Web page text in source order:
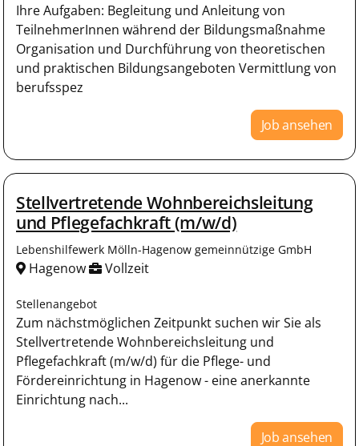
Ihre Aufgaben: Begleitung und Anleitung von
TeilnehmerInnen während der Bildungsmaßnahme
Organisation und Durchführung von theoretischen
und praktischen Bildungsangeboten Vermittlung von
berufsspez
Job ansehen
Stellvertretende Wohnbereichsleitung
und Pflegefachkraft (m/w/d)
Lebenshilfewerk Mölln-Hagenow gemeinnützige GmbH
Hagenow Vollzeit
Stellenangebot
Zum nächstmöglichen Zeitpunkt suchen wir Sie als
Stellvertretende Wohnbereichsleitung und
Pflegefachkraft (m/w/d) für die Pflege- und
Fördereinrichtung in Hagenow - eine anerkannte
Einrichtung nach...
Job ansehen